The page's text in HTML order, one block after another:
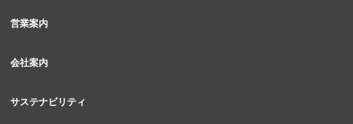
営業案内
会社案内
サステナビリティ